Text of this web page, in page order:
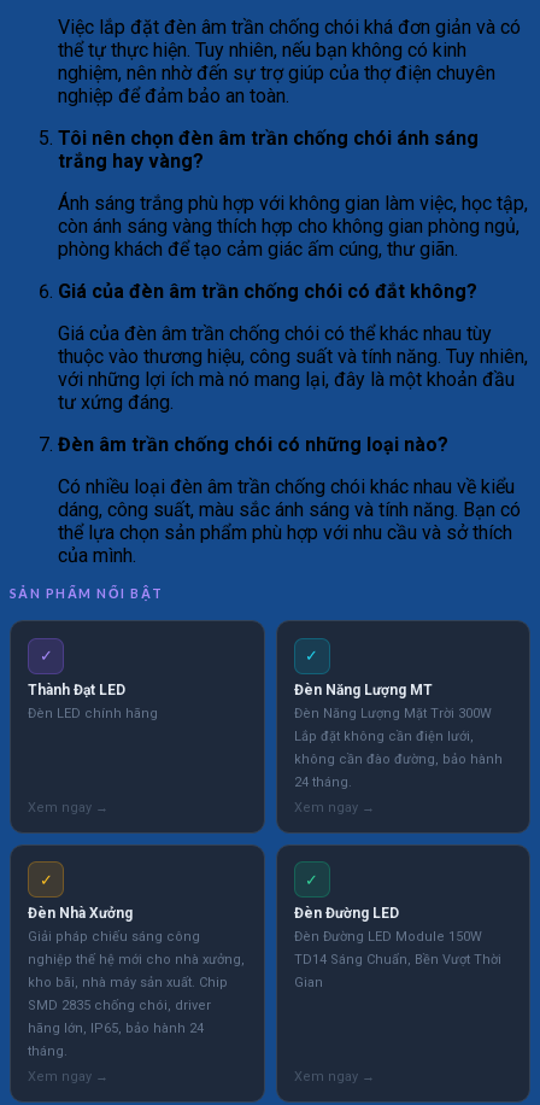
Việc lắp đặt đèn âm trần chống chói khá đơn giản và có
thể tự thực hiện. Tuy nhiên, nếu bạn không có kinh
nghiệm, nên nhờ đến sự trợ giúp của thợ điện chuyên
nghiệp để đảm bảo an toàn.
Tôi nên chọn đèn âm trần chống chói ánh sáng
trắng hay vàng?
Ánh sáng trắng phù hợp với không gian làm việc, học tập,
còn ánh sáng vàng thích hợp cho không gian phòng ngủ,
phòng khách để tạo cảm giác ấm cúng, thư giãn.
Giá của đèn âm trần chống chói có đắt không?
Giá của đèn âm trần chống chói có thể khác nhau tùy
thuộc vào thương hiệu, công suất và tính năng. Tuy nhiên,
với những lợi ích mà nó mang lại, đây là một khoản đầu
tư xứng đáng.
Đèn âm trần chống chói có những loại nào?
Có nhiều loại đèn âm trần chống chói khác nhau về kiểu
dáng, công suất, màu sắc ánh sáng và tính năng. Bạn có
thể lựa chọn sản phẩm phù hợp với nhu cầu và sở thích
của mình.
SẢN PHẨM NỔI BẬT
✓
Thành Đạt LED
Đèn LED chính hãng
✓
Đèn Năng Lượng MT
Đèn Năng Lượng Mặt Trời 300W
Lắp đặt không cần điện lưới,
không cần đào đường, bảo hành
24 tháng.
✓
Đèn Nhà Xưởng
Giải pháp chiếu sáng công
nghiệp thế hệ mới cho nhà xưởng,
kho bãi, nhà máy sản xuất. Chip
SMD 2835 chống chói, driver
hãng lớn, IP65, bảo hành 24
tháng.
✓
Đèn Đường LED
Đèn Đường LED Module 150W
TD14 Sáng Chuẩn, Bền Vượt Thời
Gian